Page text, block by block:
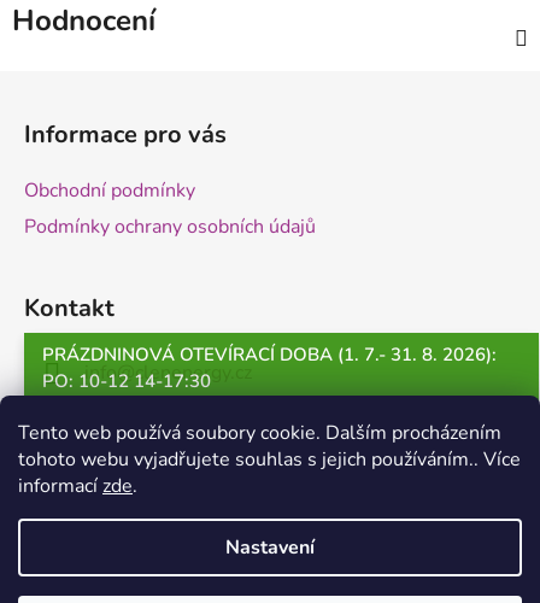
Tento web používá soubory cookie. Dalším procházením
tohoto webu vyjadřujete souhlas s jejich používáním.. Více
informacízde.
Nastavení
PRÁZDNINOVÁ OTEVÍRACÍ DOBA (1. 7.- 31. 8. 2026):
PO: 10-12 14-17:30
ST: 10-12 14-17:30
ČT: ZAVŘENO
PÁ: ZAVŘENO
15. - 22. 8. 2026: ZAVŘENO
Hodnocení
Informace pro vás
Obchodní podmínky
Podmínky ochrany osobních údajů
Kontakt
info@clenenergy.cz
+420 530 500 422